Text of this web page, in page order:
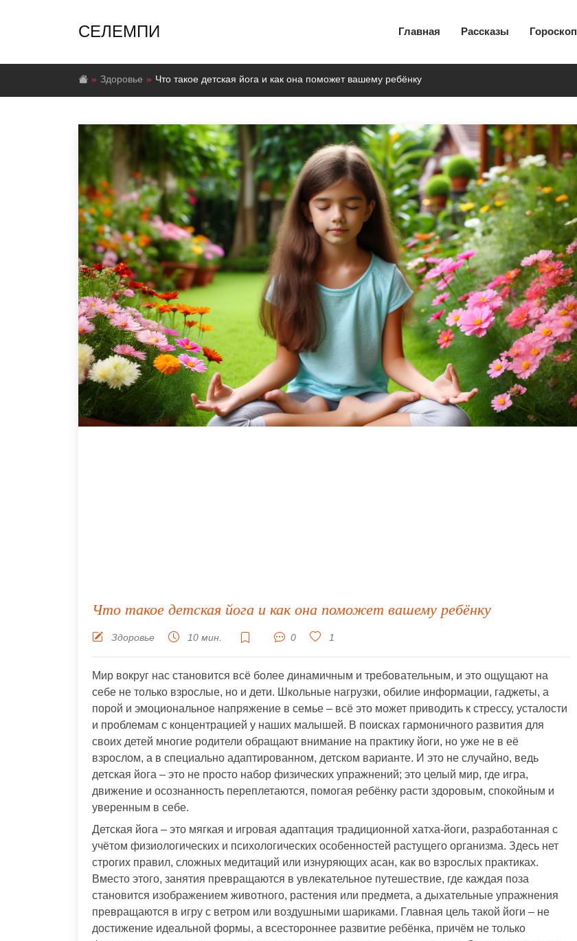
СЕЛЕМПИ Главная Рассказы Гороскоп
Здоровье Что такое детская йога и как она поможет вашему ребёнку
Что такое детская йога и как она поможет вашему ребёнку
Здоровье 10 мин. 0 1
Мир вокруг нас становится всё более динамичным и требовательным, и это ощущают на
себе не только взрослые, но и дети. Школьные нагрузки, обилие информации, гаджеты, а
порой и эмоциональное напряжение в семье – всё это может приводить к стрессу, усталости
и проблемам с концентрацией у наших малышей. В поисках гармоничного развития для
своих детей многие родители обращают внимание на практику йоги, но уже не в её
взрослом, а в специально адаптированном, детском варианте. И это не случайно, ведь
детская йога – это не просто набор физических упражнений; это целый мир, где игра,
движение и осознанность переплетаются, помогая ребёнку расти здоровым, спокойным и
уверенным в себе.
Детская йога – это мягкая и игровая адаптация традиционной хатха-йоги, разработанная с
учётом физиологических и психологических особенностей растущего организма. Здесь нет
строгих правил, сложных медитаций или изнуряющих асан, как во взрослых практиках.
Вместо этого, занятия превращаются в увлекательное путешествие, где каждая поза
становится изображением животного, растения или предмета, а дыхательные упражнения
превращаются в игру с ветром или воздушными шариками. Главная цель такой йоги – не
достижение идеальной формы, а всестороннее развитие ребёнка, причём не только